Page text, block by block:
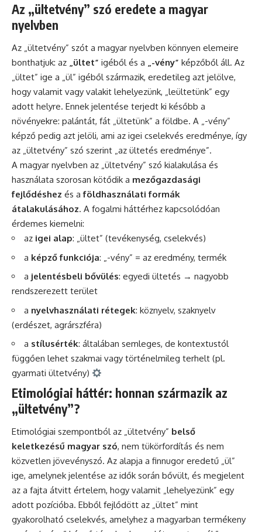
Az „ültetvény” szó eredete a magyar
nyelvben
Az „ültetvény” szót a magyar nyelvben könnyen elemeire
bonthatjuk: az „ültet” igéből és a „-vény” képzőből áll. Az
„ültet” ige a „ül” igéből származik, eredetileg azt jelölve,
hogy valamit vagy valakit lehelyezünk, „leültetünk” egy
adott helyre. Ennek jelentése terjedt ki később a
növényekre: palántát, fát „ültetünk” a földbe. A „-vény”
képző pedig azt jelöli, ami az igei cselekvés eredménye, így
az „ültetvény” szó szerint „az ültetés eredménye”.
A magyar nyelvben az „ültetvény” szó kialakulása és
használata szorosan kötődik a mezőgazdasági
fejlődéshez és aföldhasználati formák
átalakulásához. A fogalmi háttérhez kapcsolódóan
érdemes kiemelni:
az igei alap: „ültet” (tevékenység, cselekvés)
a képző funkciója: „-vény” = az eredmény, termék
a jelentésbeli bővülés: egyedi ültetés → nagyobb
rendszerezett terület
a nyelvhasználati rétegek: köznyelv, szaknyelv
(erdészet, agrárszféra)
a stílusérték: általában semleges, de kontextustól
függően lehet szakmai vagy történelmileg terhelt (pl.
gyarmati ültetvény)
Etimológiai háttér: honnan származik az
„ültetvény”?
Etimológiai szempontból az „ültetvény” belső
keletkezésű magyar szó, nem tükörfordítás és nem
közvetlen jövevényszó. Az alapja a finnugor eredetű „ül”
ige, amelynek jelentése az idők során bővült, és megjelent
az a fajta átvitt értelem, hogy valamit „lehelyezünk” egy
adott pozícióba. Ebből fejlődött az „ültet” mint
gyakorolható cselekvés, amelyhez a magyarban termékeny